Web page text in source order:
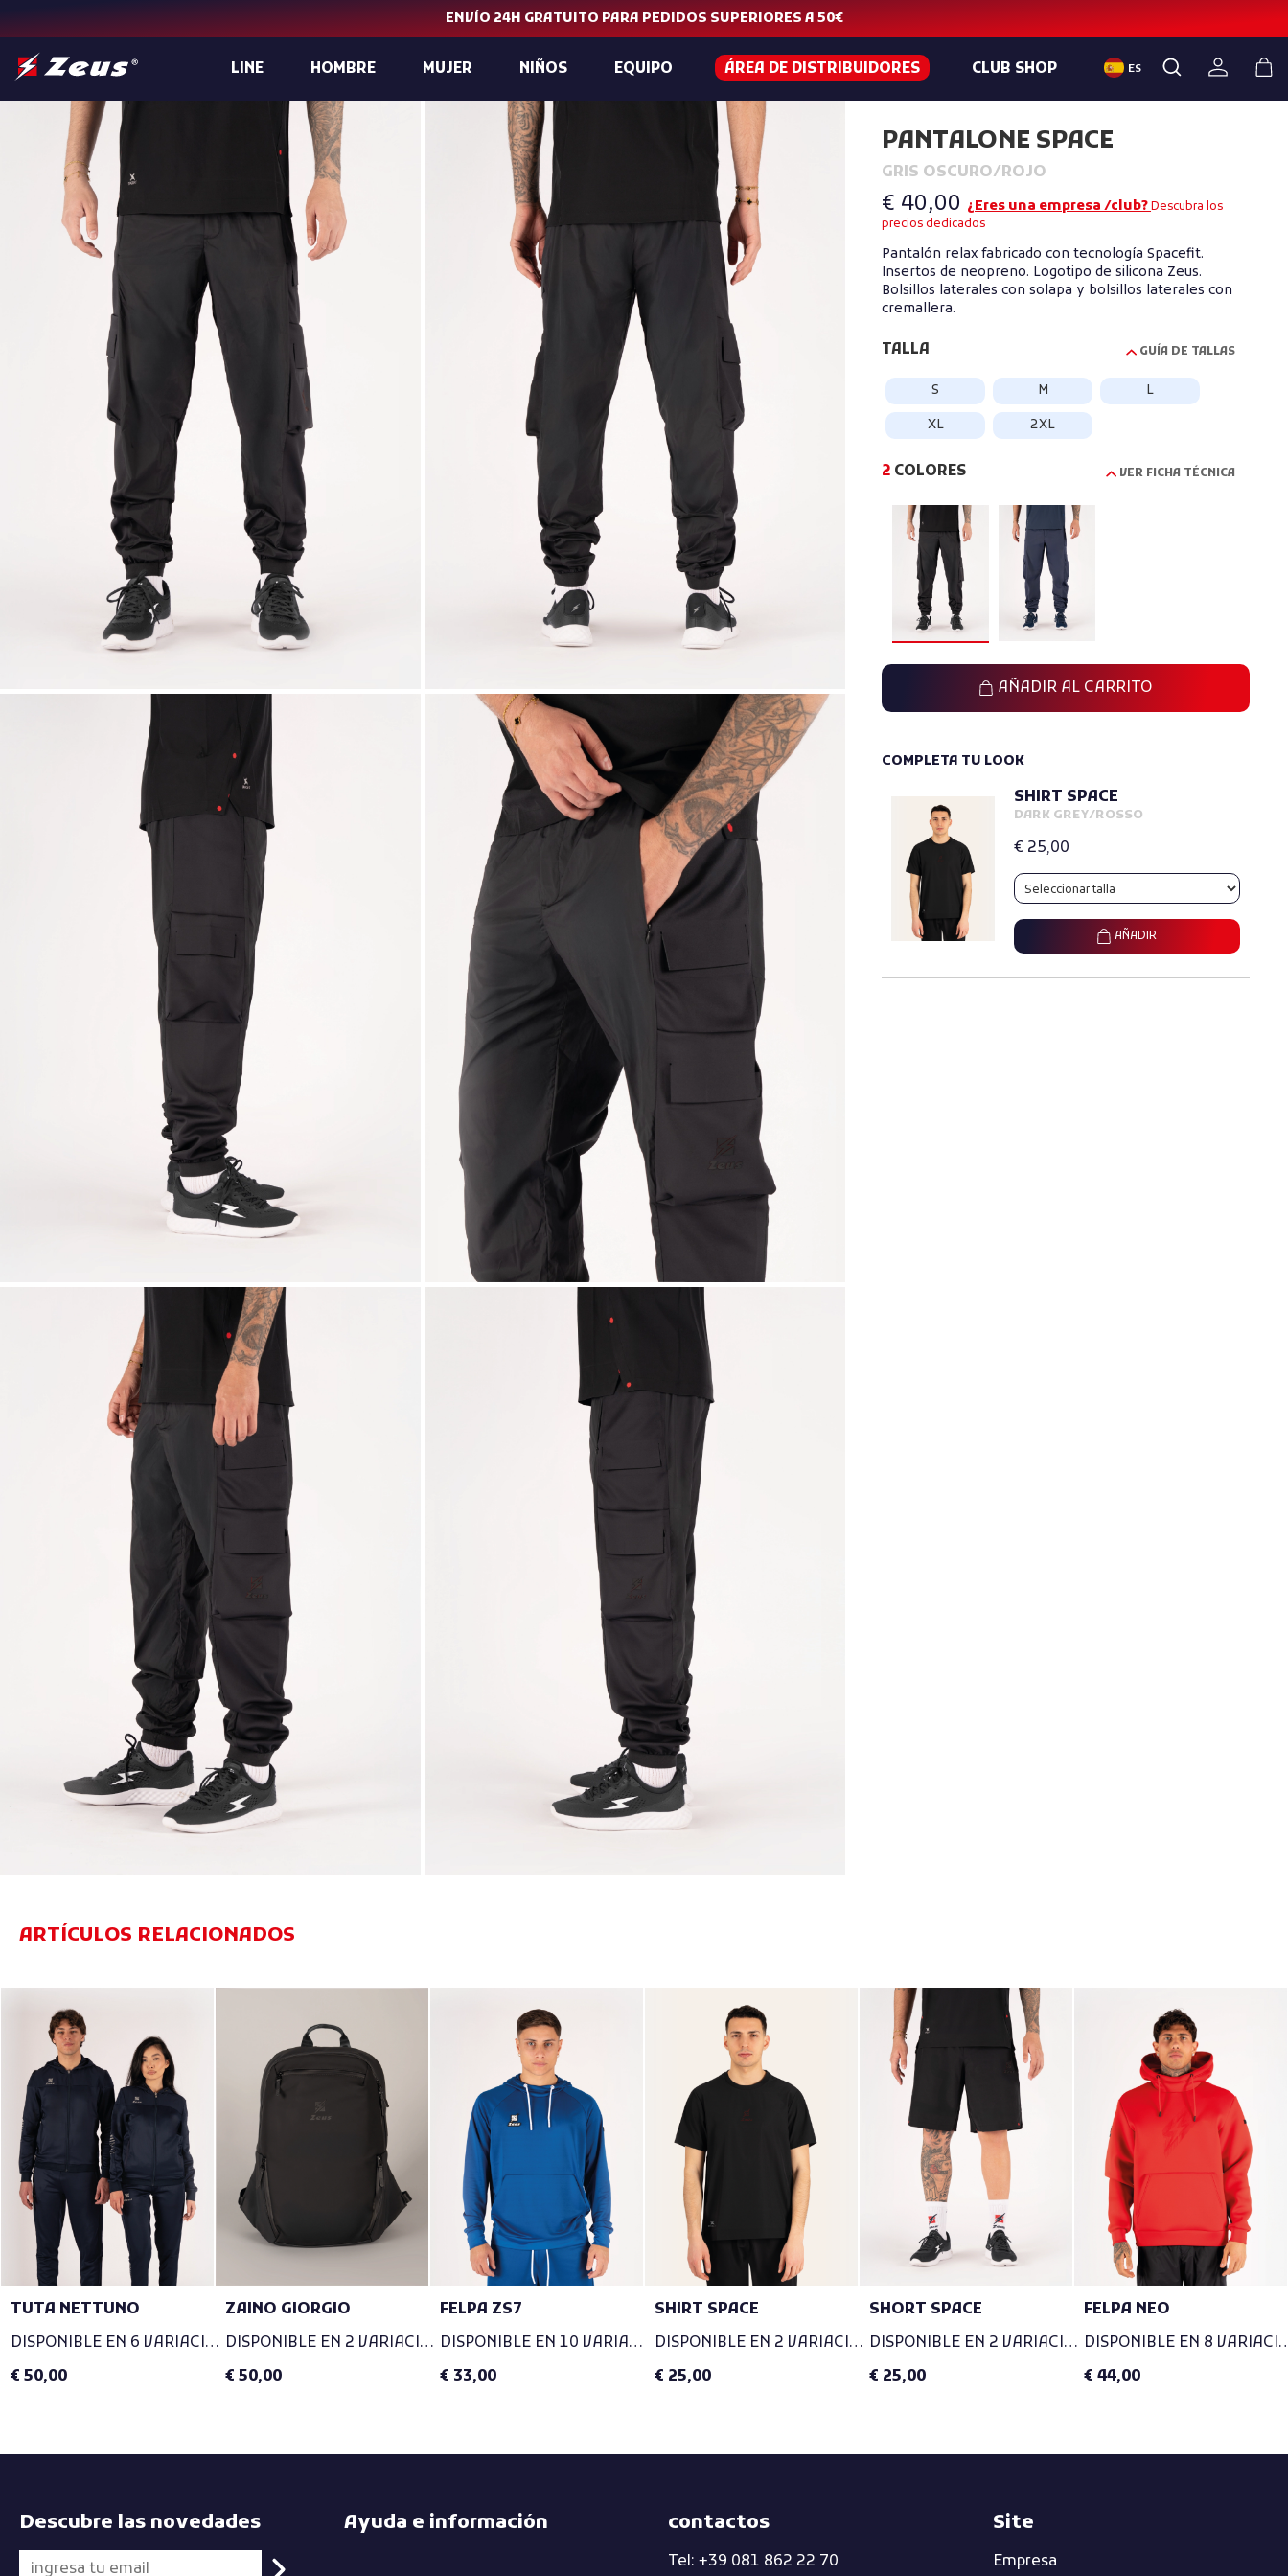
ENVÍO 24H GRATUITO PARA PEDIDOS SUPERIORES A 50€
LINE HOMBRE MUJER NIÑOS EQUIPO ÁREA DE DISTRIBUIDORES CLUB SHOP ES
PANTALONE SPACE
GRIS OSCURO/ROJO
€ 40,00 ¿Eres una empresa /club?Descubra los
precios dedicados
Pantalón relax fabricado con tecnología Spacefit.
Insertos de neopreno. Logotipo de silicona Zeus.
Bolsillos laterales con solapa y bolsillos laterales con
cremallera.
TALLA GUÍA DE TALLAS
S M
L
XL
2XL
2 COLORES VER FICHA TÉCNICA
AÑADIR AL CARRITO
COMPLETA TU LOOK
SHIRT SPACE
DARK GREY/ROSSO
€ 25,00
AÑADIR
ARTÍCULOS RELACIONADOS
TUTA NETTUNO
DISPONIBLE EN 6 VARIACIONES
€ 50,00
ZAINO GIORGIO
DISPONIBLE EN 2 VARIACIONES
€ 50,00
FELPA ZS7
DISPONIBLE EN 10 VARIACIONES
€ 33,00
SHIRT SPACE
DISPONIBLE EN 2 VARIACIONES
€ 25,00
SHORT SPACE
DISPONIBLE EN 2 VARIACIONES
€ 25,00
FELPA NEO
DISPONIBLE
€ 44,00
Descubre las novedades Ayuda e información contactos
Tel: +39 081 862 22 70
Site
Empresa